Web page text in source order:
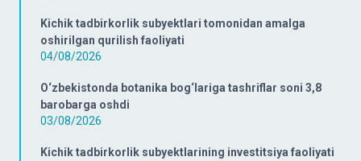
Kichik tadbirkorlik subyektlari tomonidan amalga
oshirilgan qurilish faoliyati
04/08/2026
O‘zbekistonda botanika bog‘lariga tashriflar soni 3,8
barobarga oshdi
03/08/2026
Kichik tadbirkorlik subyektlarining investitsiya faoliyati